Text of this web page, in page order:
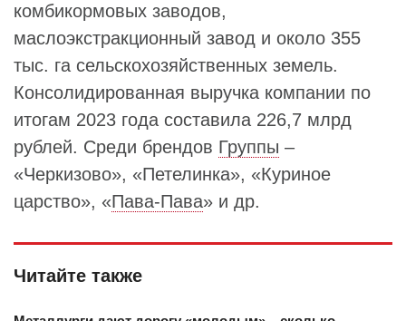
комбикормовых заводов,
маслоэкстракционный завод и около 355
тыс. га сельскохозяйственных земель.
Консолидированная выручка компании по
итогам 2023 года составила 226,7 млрд
рублей. Среди брендов Группы –
«Черкизово», «Петелинка», «Куриное
царство», «Пава-Пава» и др.
Читайте также